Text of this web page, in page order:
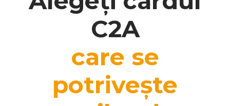
C2A
care se
potrivește